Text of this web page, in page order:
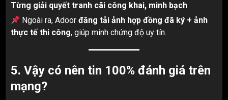
Từng giải quyết tranh cãi công khai, minh bạch
Ngoài ra, Adoorđăng tải ảnh hợp đồng đã ký + ảnh
thực tế thi công, giúp minh chứng độ uy tín.
5. Vậy có nên tin 100% đánh giá trên
mạng?